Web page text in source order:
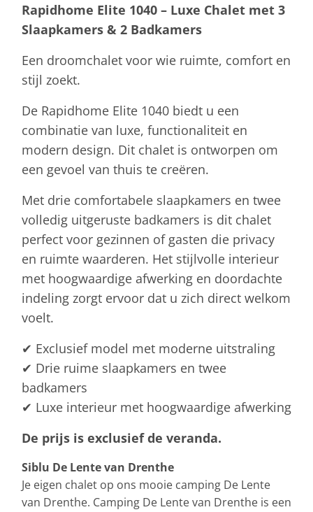
Rapidhome Elite 1040 – Luxe Chalet met 3
Slaapkamers & 2 Badkamers
Een droomchalet voor wie ruimte, comfort en
stijl zoekt.
De Rapidhome Elite 1040 biedt u een
combinatie van luxe, functionaliteit en
modern design. Dit chalet is ontworpen om
een gevoel van thuis te creëren.
Met drie comfortabele slaapkamers en twee
volledig uitgeruste badkamers is dit chalet
perfect voor gezinnen of gasten die privacy
en ruimte waarderen. Het stijlvolle interieur
met hoogwaardige afwerking en doordachte
indeling zorgt ervoor dat u zich direct welkom
voelt.
✔ Exclusief model met moderne uitstraling
✔ Drie ruime slaapkamers en twee
badkamers
✔ Luxe interieur met hoogwaardige afwerking
De prijs is exclusief de veranda.
Siblu De Lente van Drenthe
Je eigen chalet op ons mooie camping De Lente
van Drenthe. Camping De Lente van Drenthe is een